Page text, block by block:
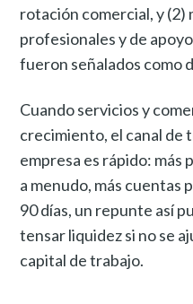
rotación comercial, y (2)
profesionales y de
fueron señalados como
Cuando servicios y
crecimiento, el canal de
empresa es rápido: más
a menudo, más cuentas
90 días, un repunte así
tensar liquidez si no se
capital de trabajo.